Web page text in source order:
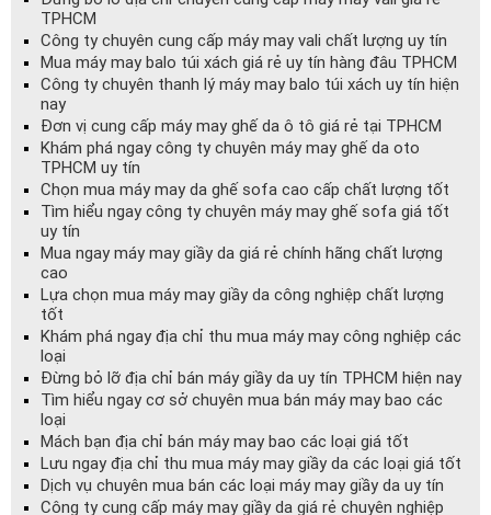
TPHCM
Công ty chuyên cung cấp máy may vali chất lượng uy tín
Mua máy may balo túi xách giá rẻ uy tín hàng đâu TPHCM
Công ty chuyên thanh lý máy may balo túi xách uy tín hiện
nay
Đơn vị cung cấp máy may ghế da ô tô giá rẻ tại TPHCM
Khám phá ngay công ty chuyên máy may ghế da oto
TPHCM uy tín
Chọn mua máy may da ghế sofa cao cấp chất lượng tốt
Tìm hiểu ngay công ty chuyên máy may ghế sofa giá tốt
uy tín
Mua ngay máy may giầy da giá rẻ chính hãng chất lượng
cao
Lựa chọn mua máy may giầy da công nghiệp chất lượng
tốt
Khám phá ngay địa chỉ thu mua máy may công nghiệp các
loại
Đừng bỏ lỡ địa chỉ bán máy giầy da uy tín TPHCM hiện nay
Tìm hiểu ngay cơ sở chuyên mua bán máy may bao các
loại
Mách bạn địa chỉ bán máy may bao các loại giá tốt
Lưu ngay địa chỉ thu mua máy may giầy da các loại giá tốt
Dịch vụ chuyên mua bán các loại máy may giầy da uy tín
Công ty cung cấp máy may giầy da giá rẻ chuyên nghiệp